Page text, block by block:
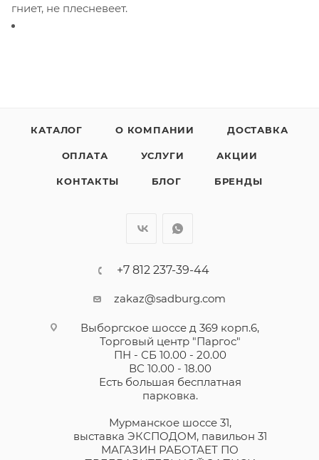
гниет, не плесневеет.
КАТАЛОГ О КОМПАНИИ ДОСТАВКА
ОПЛАТА УСЛУГИ АКЦИИ
КОНТАКТЫ БЛОГ БРЕНДЫ
+7 812 237-39-44
zakaz@sadburg.com
Выборгское шоссе д 369 корп.6,
Торговый центр "Паргос"
ПН - СБ 10.00 - 20.00
ВС 10.00 - 18.00
Есть большая бесплатная
парковка.
Мурманское шоссе 31,
выставка ЭКСПОДОМ, павильон 31
МАГАЗИН РАБОТАЕТ ПО